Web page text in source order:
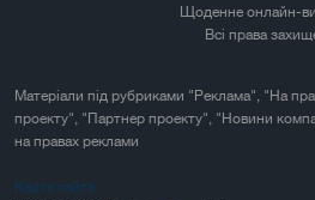
Щоденне онлайн-
Всі права
Матеріали під рубриками "Реклама", "На
проекту", "Партнер проекту", "Новини
на правах реклами
Карта сайта